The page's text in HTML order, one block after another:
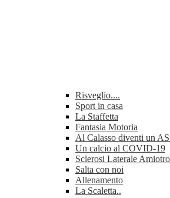
Risveglio....
Sport in casa
La Staffetta
Fantasia Motoria
Al Calasso diventi un
Un calcio al COVID-19
Sclerosi Laterale
Salta con noi
Allenamento
La Scaletta..